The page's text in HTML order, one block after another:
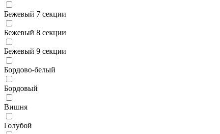
Бежевый 7 секции
Бежевый 8 секции
Бежевый 9 секции
Бордово-белый
Бордовый
Вишня
Голубой